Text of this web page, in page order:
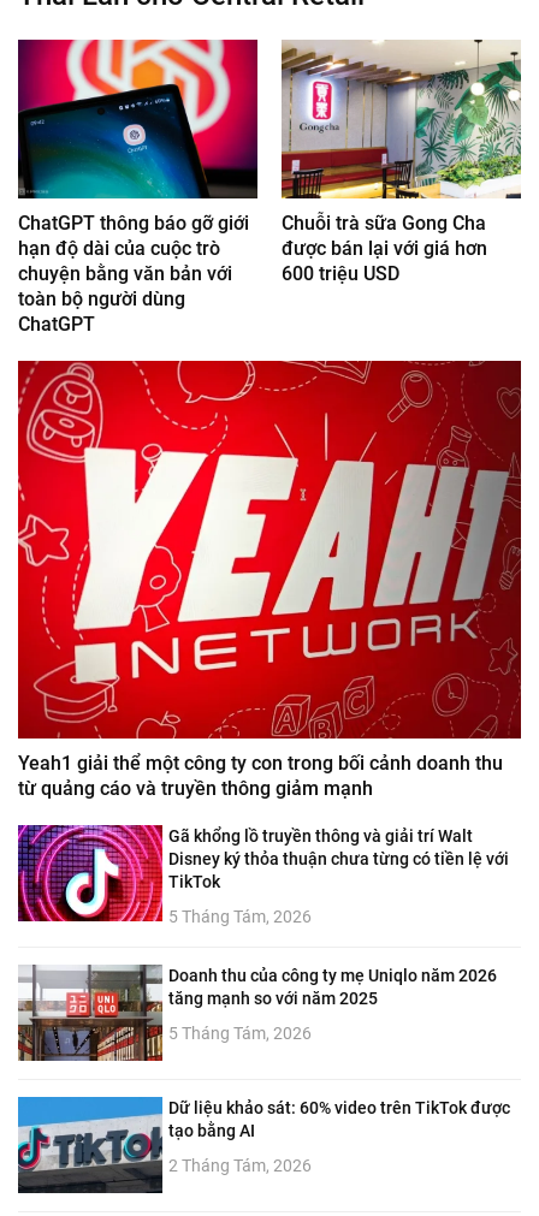
ChatGPT thông báo gỡ giới
hạn độ dài của cuộc trò
chuyện bằng văn bản với
toàn bộ người dùng
ChatGPT
Chuỗi trà sữa Gong Cha
được bán lại với giá hơn
600 triệu USD
Yeah1 giải thể một công ty con trong bối cảnh doanh thu
từ quảng cáo và truyền thông giảm mạnh
Gã khổng lồ truyền thông và giải trí Walt
Disney ký thỏa thuận chưa từng có tiền lệ với
TikTok
5 Tháng Tám, 2026
Doanh thu của công ty mẹ Uniqlo năm 2026
tăng mạnh so với năm 2025
5 Tháng Tám, 2026
Dữ liệu khảo sát: 60% video trên TikTok được
tạo bằng AI
2 Tháng Tám, 2026